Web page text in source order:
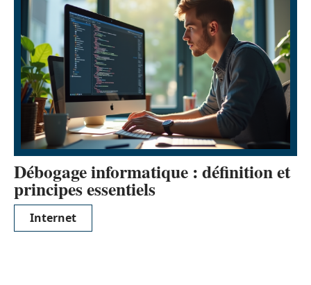
Débogage informatique : définition et
principes essentiels
Internet